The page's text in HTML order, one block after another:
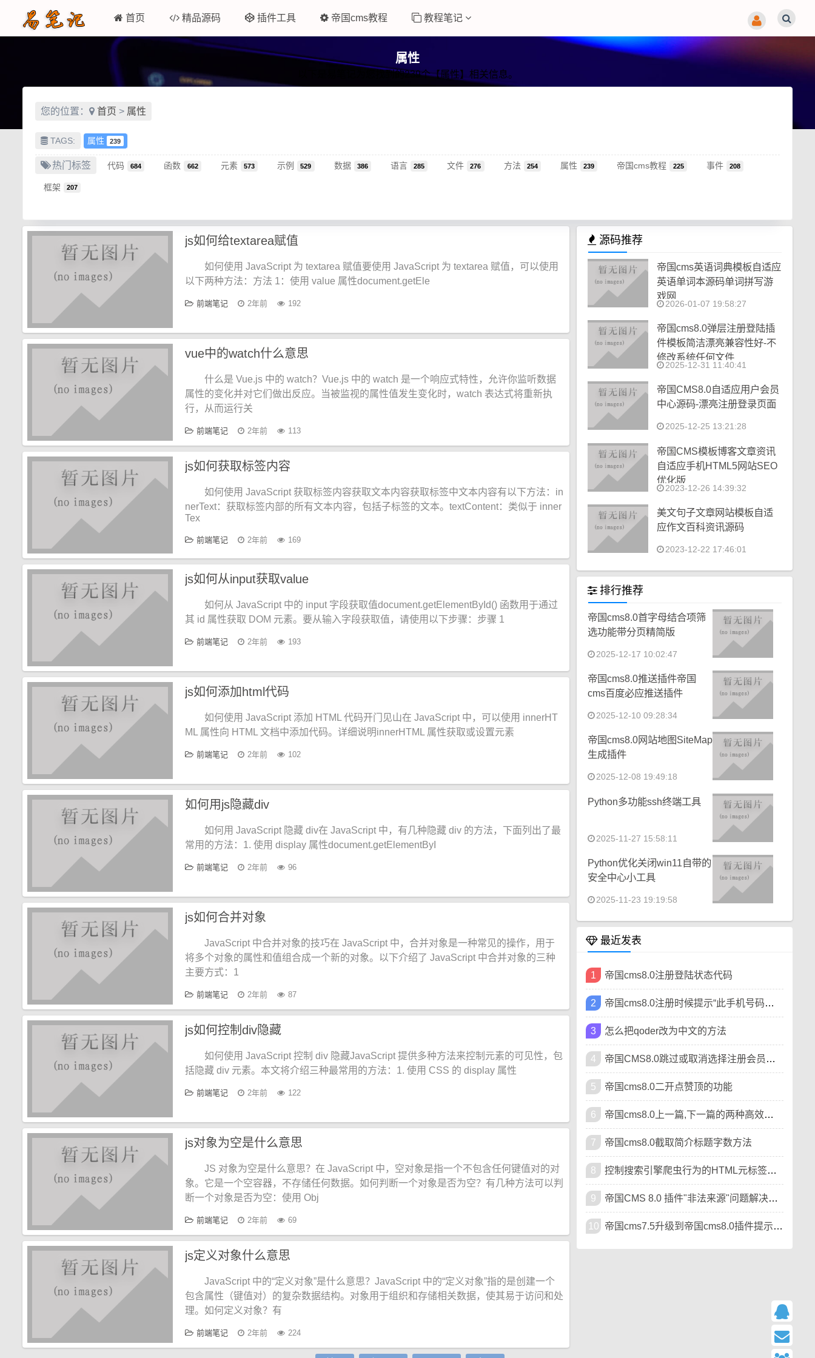
首页 精品源码 插件工具 帝国cms教程 教程笔记
属性
以下是易笔记为您找到的239个【属性】相关信息。
您的位置： 首页 > 属性
TAGS: 属性 239
热门标签 代码 684 函数 662 元素 573 示例 529 数据 386 语言 285 文件 276 方法 254 属性 239 帝国cms教程 225 事件 208
框架 207
js如何给textarea赋值
如何使用 JavaScript 为 textarea 赋值要使用 JavaScript 为 textarea 赋值，可以使用
以下两种方法：方法 1：使用 value 属性document.getEle
前端笔记 2年前 192
vue中的watch什么意思
什么是 Vue.js 中的 watch？Vue.js 中的 watch 是一个响应式特性，允许你监听数据
属性的变化并对它们做出反应。当被监视的属性值发生变化时，watch 表达式将重新执
行，从而运行关
前端笔记 2年前 113
js如何获取标签内容
如何使用 JavaScript 获取标签内容获取文本内容获取标签中文本内容有以下方法：in
nerText：获取标签内部的所有文本内容，包括子标签的文本。textContent：类似于 inner
Tex
前端笔记 2年前 169
js如何从input获取value
如何从 JavaScript 中的 input 字段获取值document.getElementById() 函数用于通过
其 id 属性获取 DOM 元素。要从输入字段获取值，请使用以下步骤：步骤 1
前端笔记 2年前 193
js如何添加html代码
如何使用 JavaScript 添加 HTML 代码开门见山在 JavaScript 中，可以使用 innerHT
ML 属性向 HTML 文档中添加代码。详细说明innerHTML 属性获取或设置元素
前端笔记 2年前 102
如何用js隐藏div
如何用 JavaScript 隐藏 div在 JavaScript 中，有几种隐藏 div 的方法，下面列出了最
常用的方法：1. 使用 display 属性document.getElementByI
前端笔记 2年前 96
js如何合并对象
JavaScript 中合并对象的技巧在 JavaScript 中，合并对象是一种常见的操作，用于
将多个对象的属性和值组合成一个新的对象。以下介绍了 JavaScript 中合并对象的三种
主要方式：1
前端笔记 2年前 87
js如何控制div隐藏
如何使用 JavaScript 控制 div 隐藏JavaScript 提供多种方法来控制元素的可见性，包
括隐藏 div 元素。本文将介绍三种最常用的方法：1. 使用 CSS 的 display 属性
前端笔记 2年前 122
js对象为空是什么意思
JS 对象为空是什么意思？在 JavaScript 中，空对象是指一个不包含任何键值对的对
象。它是一个空容器，不存储任何数据。如何判断一个对象是否为空？有几种方法可以判
断一个对象是否为空：使用 Obj
前端笔记 2年前 69
js定义对象什么意思
JavaScript 中的“定义对象”是什么意思？JavaScript 中的“定义对象”指的是创建一个
包含属性（键值对）的复杂数据结构。对象用于组织和存储相关数据，使其易于访问和处
理。如何定义对象？有
前端笔记 2年前 224
源码推荐
帝国cms英语词典模板自适应
英语单词本源码单词拼写游
戏网
2026-01-07 19:58:27
帝国cms8.0弹层注册登陆插
件模板简洁漂亮兼容性好-不
修改系统任何文件
2025-12-31 11:40:41
帝国CMS8.0自适应用户会员
中心源码-漂亮注册登录页面
2025-12-25 13:21:28
帝国CMS模板博客文章资讯
自适应手机HTML5网站SEO
优化版
2023-12-26 14:39:32
美文句子文章网站模板自适
应作文百科资讯源码
2023-12-22 17:46:01
排行推荐
帝国cms8.0首字母结合项筛
选功能带分页精简版
2025-12-17 10:02:47
帝国cms8.0推送插件帝国
cms百度必应推送插件
2025-12-10 09:28:34
帝国cms8.0网站地图SiteMap
生成插件
2025-12-08 19:49:18
Python多功能ssh终端工具
2025-11-27 15:58:11
Python优化关闭win11自带的
安全中心小工具
2025-11-23 19:19:58
最近发表
1 帝国cms8.0注册登陆状态代码
2 帝国cms8.0注册时候提示“此手机号码已被注册”
3 怎么把qoder改为中文的方法
4 帝国CMS8.0跳过或取消选择注册会员类型方法
5 帝国cms8.0二开点赞顶的功能
6 帝国cms8.0上一篇,下一篇的两种高效写法可扩展样式
7 帝国cms8.0截取简介标题字数方法
8 控制搜索引擎爬虫行为的HTML元标签（meta标签）
9 帝国CMS 8.0 插件"非法来源"问题解决教程
10 帝国cms7.5升级到帝国cms8.0插件提示"非法来源"的方法